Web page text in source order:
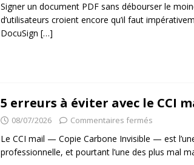
Signer un document PDF sans débourser le
d’utilisateurs croient encore qu’il faut
DocuSign […]
5 erreurs à éviter avec le CCI
08/07/2026 Commentaires fermés
Le CCI mail — Copie Carbone Invisible — est
professionnelle, et pourtant l’une des plus mal